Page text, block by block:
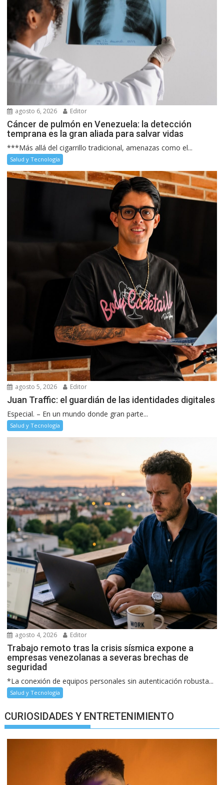
agosto 6, 2026 Editor
Cáncer de pulmón en Venezuela: la detección
temprana es la gran aliada para salvar vidas
***Más allá del cigarrillo tradicional, amenazas como el...
Salud y Tecnología
agosto 5, 2026 Editor
Juan Traffic: el guardián de las identidades digitales
Especial. – En un mundo donde gran parte...
Salud y Tecnología
agosto 4, 2026 Editor
Trabajo remoto tras la crisis sísmica expone a
empresas venezolanas a severas brechas de
seguridad
*La conexión de equipos personales sin autenticación robusta...
Salud y Tecnología
CURIOSIDADES Y ENTRETENIMIENTO